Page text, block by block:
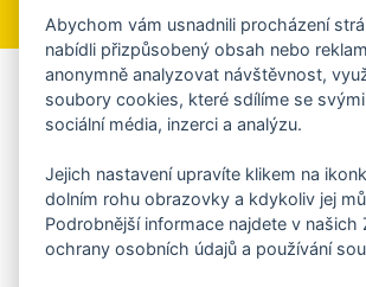
Aplikace Mobilní
Chcete dostávat do svého mobilu či
ankety, pozvánky na kulturní a
Více informací o aplikaci
Abychom vám usnadnili procházení
nabídli přizpůsobený obsah nebo
anonymně analyzovat návštěvnost,
soubory cookies, které sdílíme se
sociální média, inzerci a analýzu.
Jejich nastavení upravíte klikem na
dolním rohu obrazovky a kdykoliv jej
Podrobnější informace najdete v našich
ochrany osobních údajů a používání